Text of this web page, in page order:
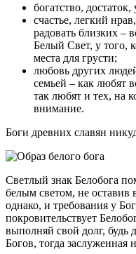
богатство,
счастье, легкий
радовать близких –
Белый Свет, у того,
места для грусти;
любовь других
семьей – как любят
так любят и тех, на
внимание.
Боги древних славян
Светлый знак Белобога
белым светом, не оставив
однако, и требования у
покровительствует
выполняй свой долг, будь
Богов, тогда заслуженная